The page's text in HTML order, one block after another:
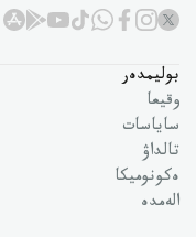
بوليمدەر
وقيعا
ساياسات
تالداۋ
ەكونوميكا
الەمدە